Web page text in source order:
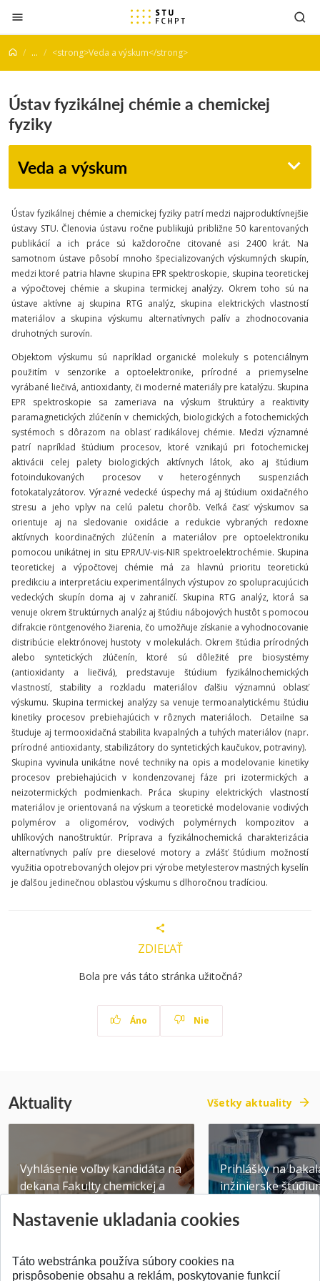
Prejsť na obsah
... <strong>Veda a výskum</strong>
Ústav fyzikálnej chémie a chemickej
fyziky
Veda a výskum
Ústav fyzikálnej chémie a chemickej fyziky patrí medzi najproduktívnejšie
ústavy STU. Členovia ústavu ročne publikujú približne 50 karentovaných
publikácií a ich práce sú každoročne citované asi 2400 krát. Na
samotnom ústave pôsobí mnoho špecializovaných výskumných skupín,
medzi ktoré patria hlavne skupina EPR spektroskopie, skupina teoretickej
a výpočtovej chémie a skupina termickej analýzy. Okrem toho sú na
ústave aktívne aj skupina RTG analýz, skupina elektrických vlastností
materiálov a skupina výskumu alternatívnych palív a zhodnocovania
druhotných surovín.
Objektom výskumu sú napríklad organické molekuly s potenciálnym
použitím v senzorike a optoelektronike, prírodné a priemyselne
vyrábané liečivá, antioxidanty, či moderné materiály pre katalýzu. Skupina
EPR spektroskopie sa zameriava na výskum štruktúry a reaktivity
paramagnetických zlúčenín v chemických, biologických a fotochemických
systémoch s dôrazom na oblasť radikálovej chémie. Medzi významné
patrí napríklad štúdium procesov, ktoré vznikajú pri fotochemickej
aktivácii celej palety biologických aktívnych látok, ako aj štúdium
fotoindukovaných procesov v heterogénnych suspenziách
fotokatalyzátorov. Výrazné vedecké úspechy má aj štúdium oxidačného
stresu a jeho vplyv na celú paletu chorôb. Veľká časť výskumov sa
orientuje aj na sledovanie oxidácie a redukcie vybraných redoxne
aktívnych koordinačných zlúčenín a materiálov pre optoelektroniku
pomocou unikátnej in situ EPR/UV-vis-NIR spektroelektrochémie. Skupina
teoretickej a výpočtovej chémie má za hlavnú prioritu teoretickú
predikciu a interpretáciu experimentálnych výstupov zo spolupracujúcich
vedeckých skupín doma aj v zahraničí. Skupina RTG analýz, ktorá sa
venuje okrem štruktúrnych analýz aj štúdiu nábojových hustôt s pomocou
difrakcie röntgenového žiarenia, čo umožňuje získanie a vyhodnocovanie
distribúcie elektrónovej hustoty v molekulách. Okrem štúdia prírodných
alebo syntetických zlúčenín, ktoré sú dôležité pre biosystémy
(antioxidanty a liečivá), predstavuje štúdium fyzikálnochemických
vlastností, stability a rozkladu materiálov ďalšiu významnú oblasť
výskumu. Skupina termickej analýzy sa venuje termoanalytickému štúdiu
kinetiky procesov prebiehajúcich v rôznych materiáloch. Detailne sa
študuje aj termooxidačná stabilita kvapalných a tuhých materiálov (napr.
prírodné antioxidanty, stabilizátory do syntetických kaučukov, potraviny).
Skupina vyvinula unikátne nové techniky na opis a modelovanie kinetiky
procesov prebiehajúcich v kondenzovanej fáze pri izotermických a
neizotermických podmienkach. Práca skupiny elektrických vlastností
materiálov je orientovaná na výskum a teoretické modelovanie vodivých
polymérov a oligomérov, vodivých polymérnych kompozitov a
uhlíkových nanoštruktúr. Príprava a fyzikálnochemická charakterizácia
alternatívnych palív pre dieselové motory a zvlášť štúdium možností
využitia opotrebovaných olejov pri výrobe metylesterov mastných kyselín
je ďalšou jedinečnou oblasťou výskumu s dlhoročnou tradíciou.
ZDIEĽAŤ
Bola pre vás táto stránka užitočná?
Áno Nie
Aktuality Všetky aktuality
Vyhlásenie voľby kandidáta na
dekana Fakulty chemickej a
Publikované 31.07.2026
Prihlášky na
inžinierske
Publikované
Nastavenie ukladania cookies
Táto webstránka používa súbory cookies na
prispôsobenie obsahu a reklám, poskytovanie funkcií